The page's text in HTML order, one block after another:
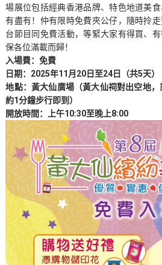
場展位包括經典香港品牌、特色地道美
有盡有！仲有限時免費夾公仔，隨時拎
台節目同免費活動，等緊大家有得買、
保各位滿載而歸！
入場費：免費
日期：2025年11月20日至24日（共5天）
地點：黃大仙廣場（黃大仙祠對出空地
約1分鐘步行即到）
開放時間：上午10:30至晚上8:00